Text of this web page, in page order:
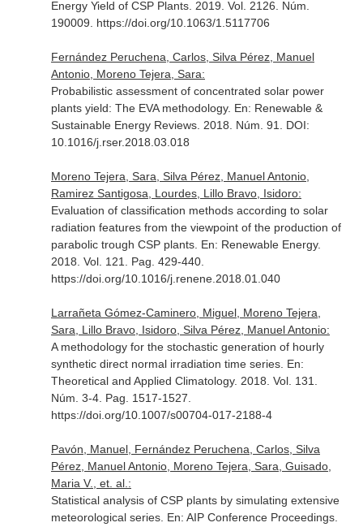
Energy Yield of CSP Plants. 2019. Vol. 2126. Núm.
190009. https://doi.org/10.1063/1.5117706
Fernández Peruchena, Carlos, Silva Pérez, Manuel
Antonio, Moreno Tejera, Sara:
Probabilistic assessment of concentrated solar power
plants yield: The EVA methodology. En: Renewable &
Sustainable Energy Reviews. 2018. Núm. 91. DOI:
10.1016/j.rser.2018.03.018
Moreno Tejera, Sara, Silva Pérez, Manuel Antonio,
Ramirez Santigosa, Lourdes, Lillo Bravo, Isidoro:
Evaluation of classification methods according to solar
radiation features from the viewpoint of the production of
parabolic trough CSP plants. En: Renewable Energy.
2018. Vol. 121. Pag. 429-440.
https://doi.org/10.1016/j.renene.2018.01.040
Larrañeta Gómez-Caminero, Miguel, Moreno Tejera,
Sara, Lillo Bravo, Isidoro, Silva Pérez, Manuel Antonio:
A methodology for the stochastic generation of hourly
synthetic direct normal irradiation time series. En:
Theoretical and Applied Climatology. 2018. Vol. 131.
Núm. 3-4. Pag. 1517-1527.
https://doi.org/10.1007/s00704-017-2188-4
Pavón, Manuel, Fernández Peruchena, Carlos, Silva
Pérez, Manuel Antonio, Moreno Tejera, Sara, Guisado,
Maria V., et. al.:
Statistical analysis of CSP plants by simulating extensive
meteorological series. En: AIP Conference Proceedings.